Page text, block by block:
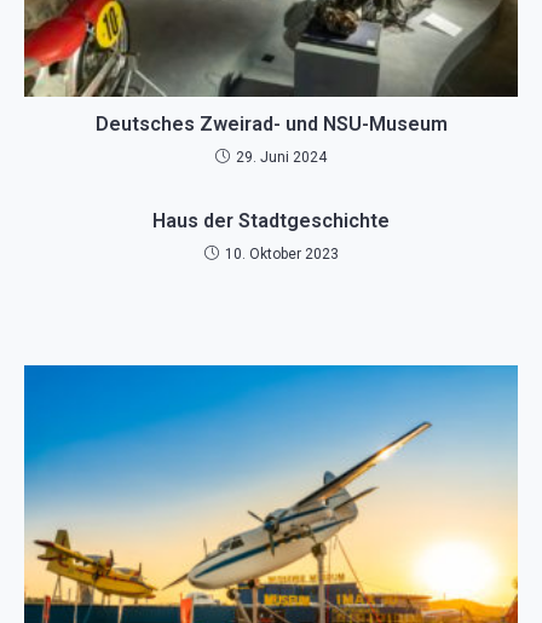
Deutsches Zweirad- und NSU-Museum
29. Juni 2024
Haus der Stadtgeschichte
10. Oktober 2023